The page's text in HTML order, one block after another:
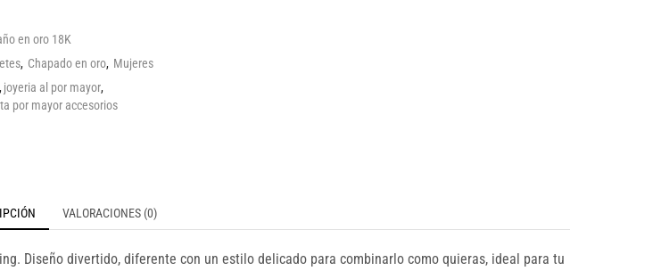
en oro 18K
, Chapado en oro, Mujeres
,joyeria al por mayor,
por mayor accesorios
VALORACIONES (0)
Diseño divertido, diferente con un estilo delicado para combinarlo como quieras, ideal para tu